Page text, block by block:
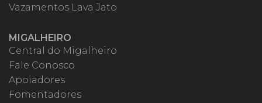
Vazamentos Lava Jato
MIGALHEIRO
Central do Migalheiro
Fale Conosco
Apoiadores
Fomentadores